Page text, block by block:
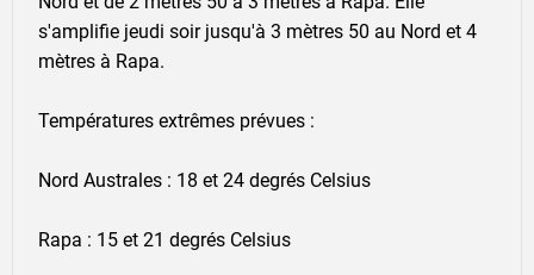
Bulletin élaboré le 01/09/2023
s'amplifie jeudi soir jusqu'à 3 mètres 50 au Nord et 4
mètres à Rapa.
Températures extrêmes prévues :
Nord Australes : 18 et 24 degrés Celsius
Rapa : 15 et 21 degrés Celsius